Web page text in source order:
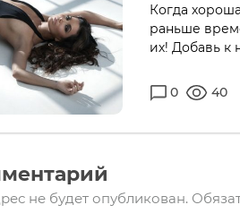
Когда
раньше
их! Добавь к
0 40
не будет опубликован.